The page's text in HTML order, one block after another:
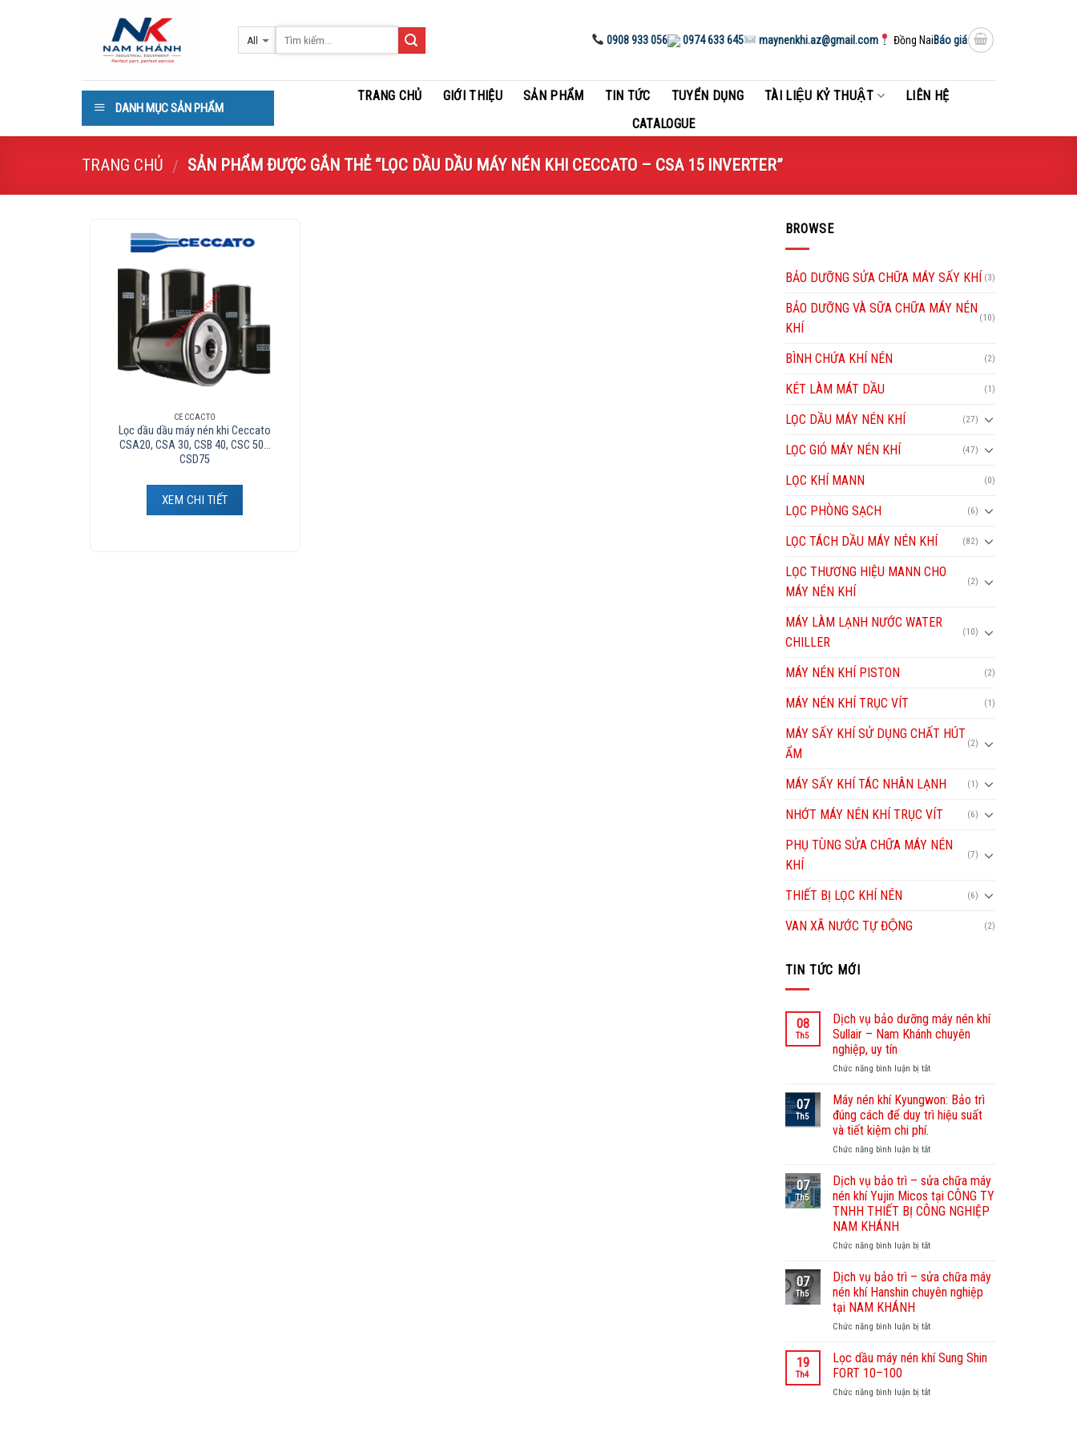
0908 933 056 0974 633 645 maynenkhi.az@gmail.com Đồng NaiBáo giá
DANH MỤC SẢN PHẨM
TRANG CHỦ GIỚI THIỆU SẢN PHẨM TIN TỨC TUYỂN DỤNG TÀI LIỆU KỶ THUẬT
LIÊN HỆ
CATALOGUE
TRANG CHỦ / SẢN PHẨM ĐƯỢC GẮN THẺ “LỌC DẦU DẦU MÁY NÉN KHI CECCATO – CSA 15 INVERTER”
Wishlist
CECCACTO
Lọc dầu dầu máy nén khi Ceccato
CSA20, CSA 30, CSB 40, CSC 50…
CSD75
XEM CHI TIẾT
BROWSE
BẢO DƯỠNG SỬA CHỮA MÁY SẤY KHÍ (3)
BẢO DƯỠNG VÀ SỮA CHỮA MÁY NÉN
KHÍ
(10)
BÌNH CHỨA KHÍ NÉN (2)
KÉT LÀM MÁT DẦU (1)
LỌC DẦU MÁY NÉN KHÍ (27)
LỌC GIÓ MÁY NÉN KHÍ (47)
LỌC KHÍ MANN (0)
LỌC PHÒNG SẠCH (6)
LỌC TÁCH DẦU MÁY NÉN KHÍ (82)
LỌC THƯƠNG HIỆU MANN CHO
MÁY NÉN KHÍ
(2)
MÁY LÀM LẠNH NƯỚC WATER
CHILLER
(10)
MÁY NÉN KHÍ PISTON (2)
MÁY NÉN KHÍ TRỤC VÍT (1)
MÁY SẤY KHÍ SỬ DỤNG CHẤT HÚT
ẨM
(2)
MÁY SẤY KHÍ TÁC NHÂN LẠNH (1)
NHỚT MÁY NÉN KHÍ TRỤC VÍT (6)
PHỤ TÙNG SỬA CHỮA MÁY NÉN
KHÍ
(7)
THIẾT BỊ LỌC KHÍ NÉN (6)
VAN XÃ NƯỚC TỰ ĐỘNG (2)
TIN TỨC MỚI
08
Th5
Dịch vụ bảo dưỡng máy nén khí
Sullair – Nam Khánh chuyên
nghiệp, uy tín
Chức năng bình luận bị tắtở
vụ
bảo
dưỡng
nén
Sullair
–
Nam
Khánh
nghiệp,
tín
07
Th5
Máy nén khí Kyungwon: Bảo trì
đúng cách để duy trì hiệu suất
và tiết kiệm chi phí.
Chức năng bình luận bị tắtở
nén
khí
Kyungwon:
Bảo
đúng
để
duy
trì
suất
tiết
phí.
07
Th5
Dịch vụ bảo trì – sửa chữa máy
nén khí Yujin Micos tại CÔNG TY
TNHH THIẾT BỊ CÔNG NGHIỆP
NAM KHÁNH
Chức năng bình luận bị tắtở
vụ
bảo
trì
sửa
máy
Yujin
07
Th5
Dịch vụ bảo trì – sửa chữa máy
nén khí Hanshin chuyên nghiệp
tại NAM KHÁNH
Chức năng bình luận bị tắtở
vụ
–
19
Th4
Lọc dầu máy nén khí Sung Shin
FORT 10–100
Chức năng bình luận bị tắtở